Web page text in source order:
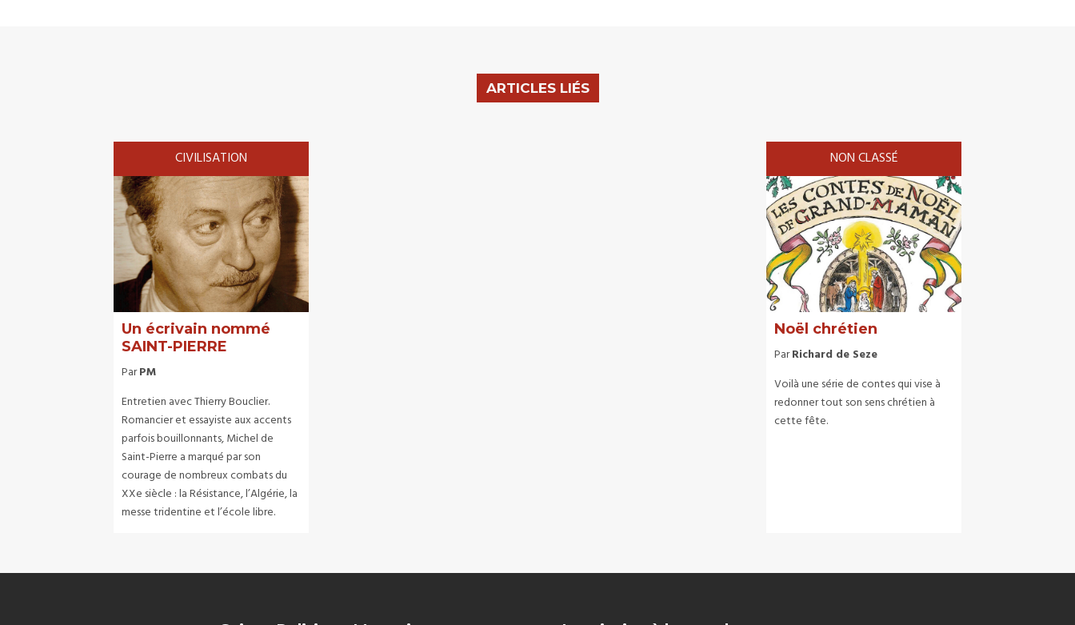
ARTICLES LIÉS
CIVILISATION
Un écrivain nommé
SAINT-PIERRE
ParPM
Entretien avec Thierry Bouclier.
Romancier et essayiste aux accents
parfois bouillonnants, Michel de
Saint-Pierre a marqué par son
courage de nombreux combats du
XXe siècle : la Résistance, l’Algérie, la
messe tridentine et l’école libre.
NON CLASSÉ
Noël chrétien
ParRichard de Seze
Voilà une série de contes qui vise à
redonner tout son sens chrétien à
cette fête.